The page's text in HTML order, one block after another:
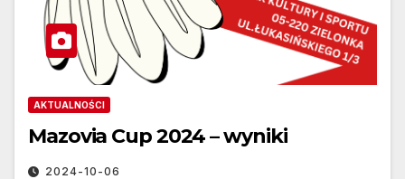
AKTUALNOŚCI
Mazovia Cup 2024 – wyniki
2024-10-06